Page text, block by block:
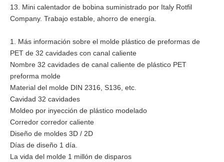
13. Mini calentador de bobina suministrado por Italy Rotfil
Company. Trabajo estable, ahorro de energía.
1. Más información sobre el molde plástico de preformas de
PET de 32 cavidades con canal caliente
Nombre 32 cavidades de canal caliente de plástico PET
preforma molde
Material del molde DIN 2316, S136, etc.
Cavidad 32 cavidades
Moldeo por inyección de plástico modelado
Corredor corredor caliente
Diseño de moldes 3D / 2D
Días de diseño 1 día.
La vida del molde 1 millón de disparos